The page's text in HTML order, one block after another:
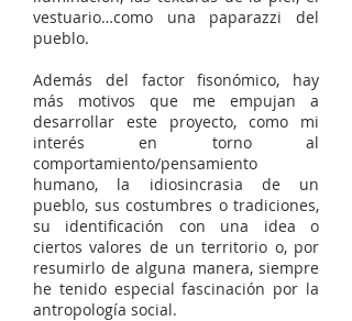
vestuario…como una paparazzi del
pueblo.
Además del factor fisonómico, hay
más motivos que me empujan a
desarrollar este proyecto, como mi
interés en torno al
comportamiento/pensamiento
humano, la idiosincrasia de un
pueblo, sus costumbres o tradiciones,
su identificación con una idea o
ciertos valores de un territorio o, por
resumirlo de alguna manera, siempre
he tenido especial fascinación por la
antropología social.